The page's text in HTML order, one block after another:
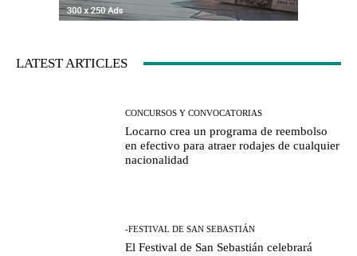
LATEST ARTICLES
CONCURSOS Y CONVOCATORIAS
Locarno crea un programa de reembolso
en efectivo para atraer rodajes de cualquier
nacionalidad
-FESTIVAL DE SAN SEBASTIÁN
El Festival de San Sebastián celebrará